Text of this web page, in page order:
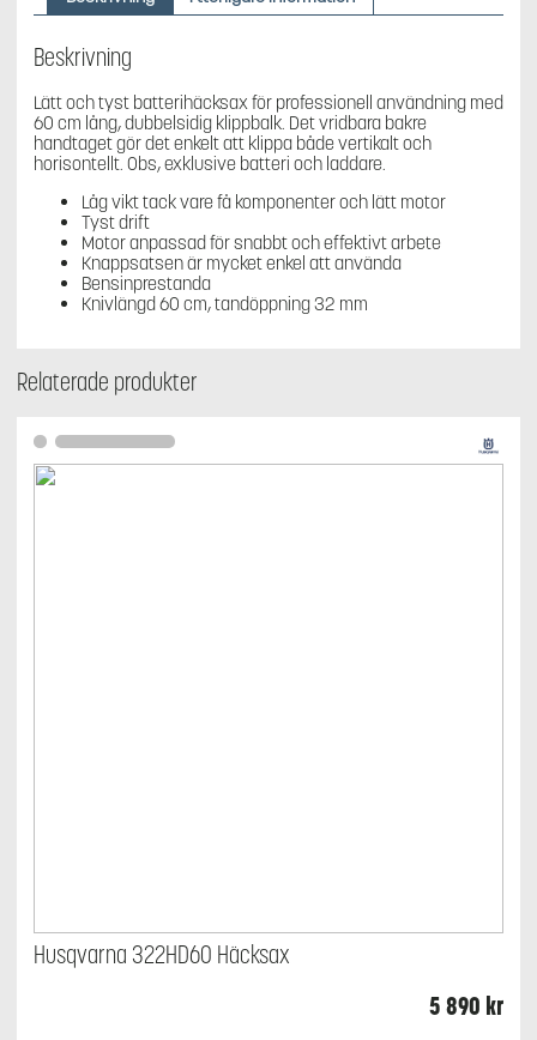
mängd
Beskrivning
Lätt och tyst batterihäcksax för professionell användning med
60 cm lång, dubbelsidig klippbalk. Det vridbara bakre
handtaget gör det enkelt att klippa både vertikalt och
horisontellt. Obs, exklusive batteri och laddare.
Låg vikt tack vare få komponenter och lätt motor
Tyst drift
Motor anpassad för snabbt och effektivt arbete
Knappsatsen är mycket enkel att använda
Bensinprestanda
Knivlängd 60 cm, tandöppning 32 mm
Relaterade produkter
Husqvarna 322HD60 Häcksax
5 890 kr